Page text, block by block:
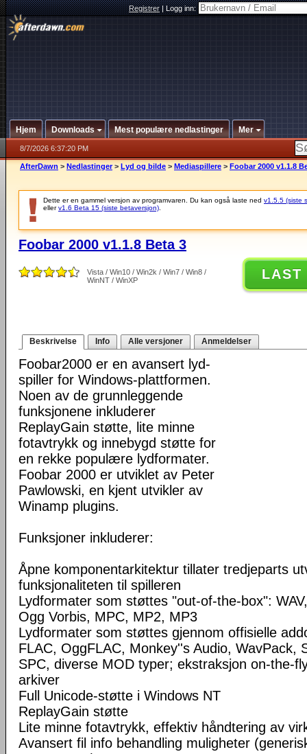
Registrer|Logg inn:
Hjem Downloads Mest populære nedlastinger Mer
8/7/2026 6:37:20 PM
AfterDawn > Nedlastinger > Lyd og bilde > Mediaspillere > Foobar 2000 v1.1.8
Dette er en gammel versjon av programvaren. Du kan også laste ned v1.5.5 (siste
ellerv1.6 Beta 15 (siste betaversjon)
Foobar 2000 v1.1.8 Beta 3
Vista / Win10 / Win2k / Win7 / Win8 /
WinNT / WinXP
LAST
Beskrivelse Info Alle versjoner Anmeldelser
Foobar2000 er en avansert lyd-
spiller for Windows-plattformen.
Noen av de grunnleggende
funksjonene inkluderer
ReplayGain støtte, lite minne
fotavtrykk og innebygd støtte for
en rekke populære lydformater.
Foobar 2000 er utviklet av Peter
Pawlowski, en kjent utvikler av
Winamp plugins.
Funksjoner inkluderer:
Åpne komponentarkitektur tillater tredjeparts
funksjonaliteten til spilleren
Lydformater som støttes "out-of-the-box":
Ogg Vorbis, MPC, MP2, MP3
Lydformater som støttes gjennom offisielle
FLAC, OggFLAC, Monkey''s Audio, WavPack,
SPC, diverse MOD typer; ekstraksjon on-the-
arkiver
Full Unicode-støtte i Windows NT
ReplayGain støtte
Lite minne fotavtrykk, effektiv håndtering av
Avansert fil info behandling muligheter